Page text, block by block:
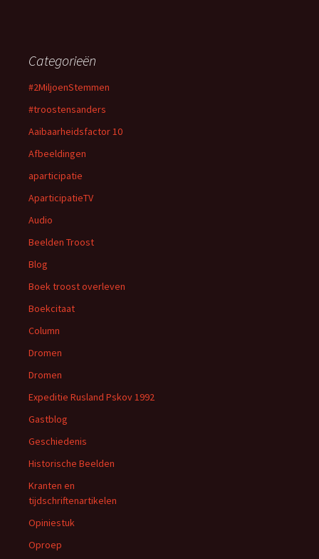
Categorieën
#2MiljoenStemmen
#troostensanders
Aaibaarheidsfactor 10
Afbeeldingen
aparticipatie
AparticipatieTV
Audio
Beelden Troost
Blog
Boek troost overleven
Boekcitaat
Column
Dromen
Dromen
Expeditie Rusland Pskov 1992
Gastblog
Geschiedenis
Historische Beelden
Kranten en
tijdschriftenartikelen
Opiniestuk
Oproep